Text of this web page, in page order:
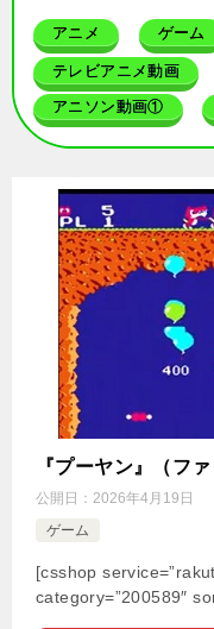
アニメ ゲーム
テレビアニメ動画
アニソン動画①
『プーヤン』（フ
公開日： 2026年4月19日
ゲーム
[csshop
category=”200589″